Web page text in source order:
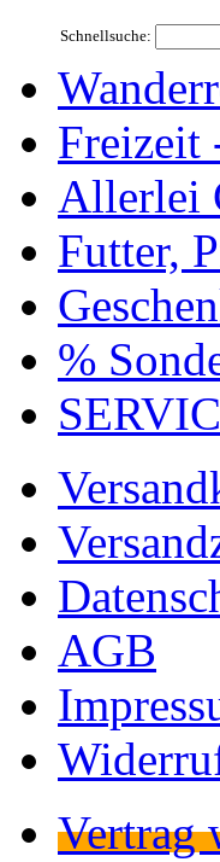
Schnellsuche:
Freizeit
Allerlei
Futter,
%
AGB
Vertrag